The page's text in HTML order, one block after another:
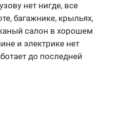
нет нигде, все
багажнике, крыльях,
салон в хорошем
и электрике нет
до последней